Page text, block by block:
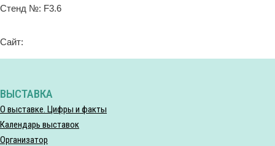
Стенд №: F3.6
Сайт:
ВЫСТАВКА
О выставке. Цифры и факты
Календарь выставок
Организатор